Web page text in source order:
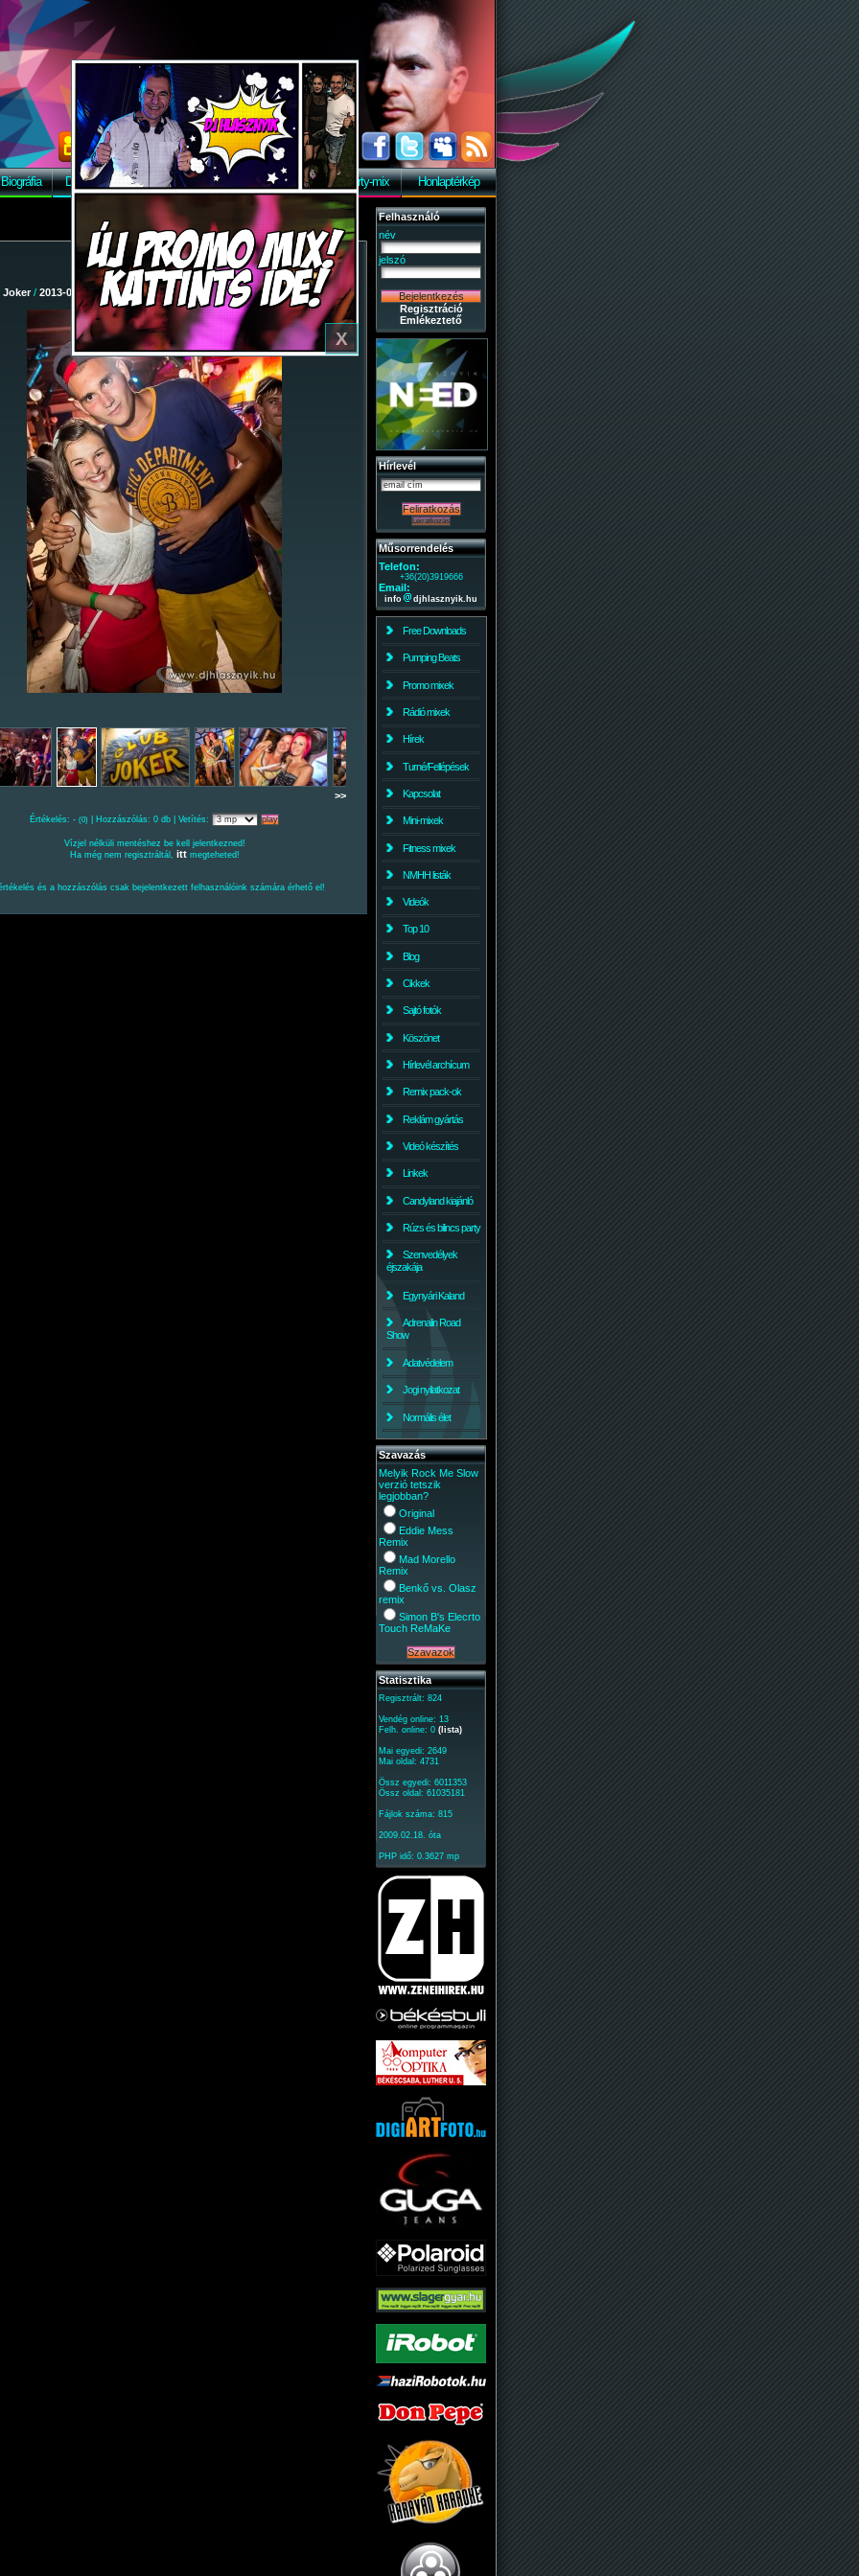
X
Biográfia Discográfia Képek Letöltés Vendégkönyv Party-mix Honlaptérkép
Joker / 2013-08-02 - Dinnye After! / 84
>>
Értékelés: - (0) | Hozzászólás: 0 db | Vetítés:
Vízjel nélküli mentéshez be kell jelentkezned!
Ha még nem regisztráltál, ittmegteheted!
és a hozzászólás csak bejelentkezett felhasználóink számára érhető el!
Felhasználó
név
jelszó
Regisztráció
Emlékeztető
Hírlevél
Műsorrendelés
Telefon:
+36(20)3919666
Email:
info djhlasznyik.hu
Free Downloads
Pumping Beats
Promo mixek
Rádió mixek
Hírek
Turné/Fellépések
Kapcsolat
Mini-mixek
Fitness mixek
NMHH listák
Videók
Top 10
Blog
Cikkek
Sajtó fotók
Köszönet
Hírlevél archícum
Remix pack-ok
Reklám gyártás
Videó készítés
Linkek
Candyland kiajánló
Rúzs és bilincs party
Szenvedélyek
éjszakája
Egynyári Kaland
Adrenalin Road
Show
Adatvédelem
Jogi nyilatkozat
Normális élet
Szavazás
Melyik Rock Me Slow
verzió tetszik
legjobban?
Original
Eddie Mess
Remix
Mad Morello
Remix
Benkő vs. Olasz
remix
Simon B's Elecrto
Touch ReMaKe
Statisztika
Regisztrált: 824
Vendég online: 13
Felh. online: 0 (lista)
Mai egyedi: 2649
Mai oldal: 4731
Össz egyedi: 6011353
Össz oldal: 61035181
Fájlok száma: 815
2009.02.18. óta
PHP idő: 0.3627 mp